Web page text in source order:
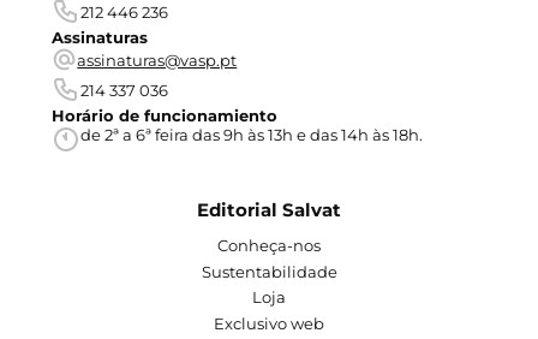
212 446 236
Assinaturas
assinaturas@vasp.pt
214 337 036
Horário de funcionamiento
de 2ª a 6ª feira das 9h às 13h e das 14h às 18h.
Editorial Salvat
Conheça-nos
Sustentabilidade
Loja
Exclusivo web